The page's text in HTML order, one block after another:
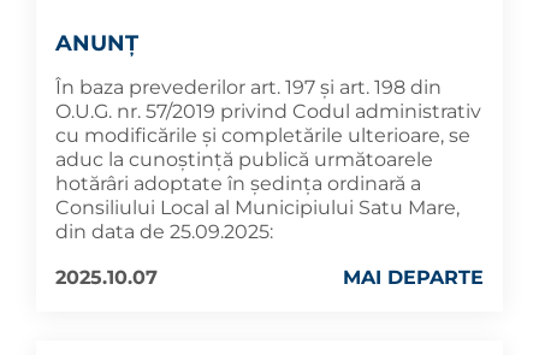
ANUNȚ
În baza prevederilor art. 197 și art. 198 din
O.U.G. nr. 57/2019 privind Codul administrativ
cu modificările și completările ulterioare, se
aduc la cunoştinţă publică următoarele
hotărâri adoptate în şedinţa ordinară a
Consiliului Local al Municipiului Satu Mare,
din data de 25.09.2025:
2025.10.07
MAI DEPARTE